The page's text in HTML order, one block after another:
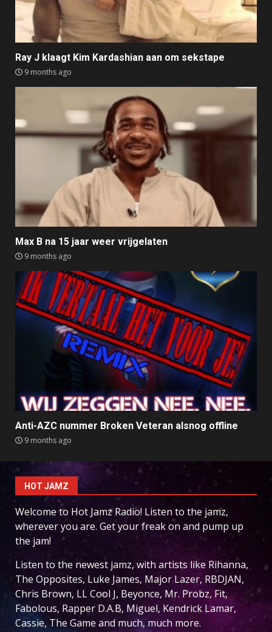
Ray J klaagt Kim Kardashian aan om sekstape
9 months ago
Max B na 15 jaar weer vrijgelaten
9 months ago
Anti-AZC nummer Broken Veteran alsnog offline
9 months ago
HOT JAMZ
Welcome to Hot Jamz Radio! Listen to the jamz,
wherever you are. Get your freak on and pump up
the jam!
Listen to the newest jamz, with artists like Rihanna,
The Opposites, Luke James, Major Lazer, RBDJAN,
Chris Brown, LL Cool J, Beyonce, Mr. Probz, Fit,
Fabolous, Rapper D.A.B, Miguel, Kendrick Lamar,
Cassie, The Game and much, much more.